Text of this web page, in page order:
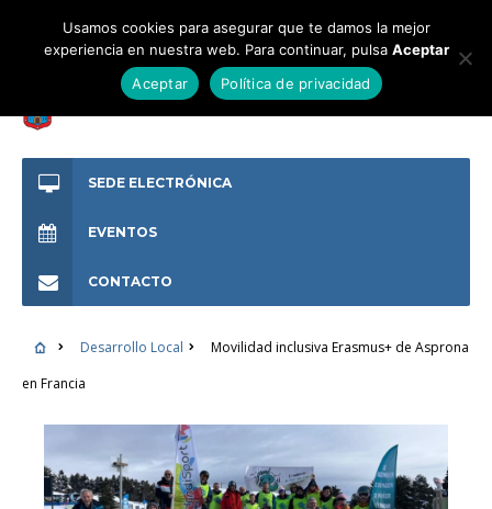
SEDE ELECTRÓNICA
EVENTOS
CONTACTO
Desarrollo Local
Movilidad inclusiva Erasmus+ de Asprona
en Francia
Usamos cookies para asegurar que te damos la mejor
experiencia en nuestra web. Para continuar, pulsa Aceptar
Aceptar
Política de privacidad